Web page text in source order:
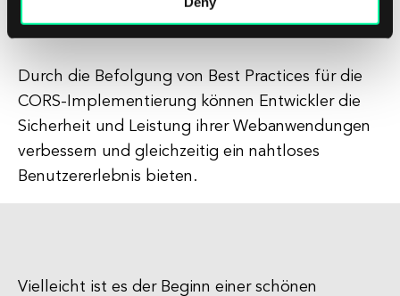
beheben.
Durch die Befolgung von Best Practices für die
CORS-Implementierung können Entwickler die
Sicherheit und Leistung ihrer Webanwendungen
verbessern und gleichzeitig ein nahtloses
Benutzererlebnis bieten.
Vielleicht ist es der Beginn einer schönen